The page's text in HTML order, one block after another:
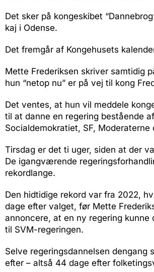
Det sker på kongeskibet
kaj i Odense.
Det fremgår af Kongehusets
Mette Frederiksen skriver samtidig
hun “netop nu” er på vej til kong
Det ventes, at hun vil meddele
til at danne en regering bestående af
Socialdemokratiet, SF, Moderaterne
Tirsdag er det ti uger, siden at der
De igangværende
rekordlange.
Den hidtidige rekord var fra 2022,
dage efter valget, før Mette
annoncere, at en ny regering kunne
til SVM-regeringen.
Selve regeringsdannelsen dengang
efter – altså 44 dage efter